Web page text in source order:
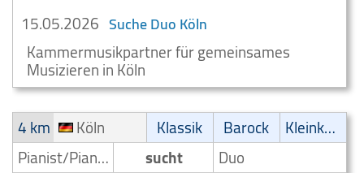
15.05.2026 Suche Duo Köln
Kammermusikpartner für gemeinsames
Musizieren in Köln
4 km
Köln Klassik Barock
Kleinkunst/Variétés
Pianist/Pianospieler
sucht
Duo